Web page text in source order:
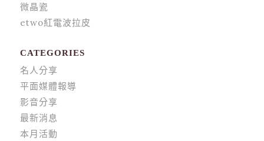
微晶瓷
etwo紅電波拉皮
CATEGORIES
名人分享
平面媒體報導
影音分享
最新消息
本月活動